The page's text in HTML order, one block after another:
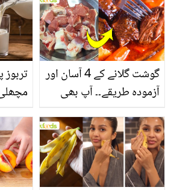
تربوز
سے
کیا؟
گوشت گلانے کے 4 آسان اور
آزمودہ طریقے۔۔ آپ بھی
بتائے راز